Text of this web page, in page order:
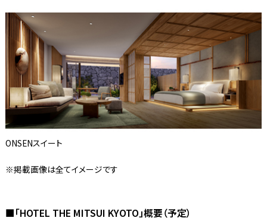
ONSENスイート
※掲載画像は全てイメージです
■「HOTEL THE MITSUI KYOTO」概要（予定）